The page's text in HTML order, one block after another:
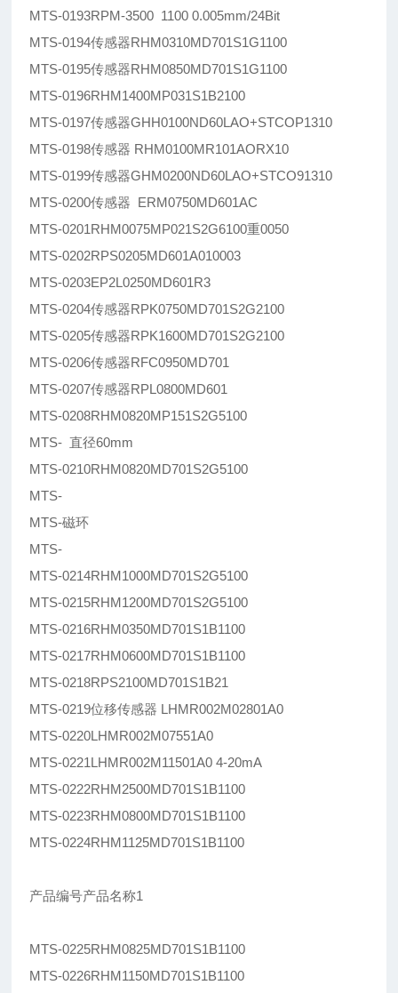
MTS-0193RPM-3500 1100 0.005mm/24Bit
MTS-0194传感器RHM0310MD701S1G1100
MTS-0195传感器RHM0850MD701S1G1100
MTS-0196RHM1400MP031S1B2100
MTS-0197传感器GHH0100ND60LAO+STCOP1310
MTS-0198传感器 RHM0100MR101AORX10
MTS-0199传感器GHM0200ND60LAO+STCO91310
MTS-0200传感器 ERM0750MD601AC
MTS-0201RHM0075MP021S2G6100重0050
MTS-0202RPS0205MD601A010003
MTS-0203EP2L0250MD601R3
MTS-0204传感器RPK0750MD701S2G2100
MTS-0205传感器RPK1600MD701S2G2100
MTS-0206传感器RFC0950MD701
MTS-0207传感器RPL0800MD601
MTS-0208RHM0820MP151S2G5100
MTS- 直径60mm
MTS-0210RHM0820MD701S2G5100
MTS-
MTS-磁环
MTS-
MTS-0214RHM1000MD701S2G5100
MTS-0215RHM1200MD701S2G5100
MTS-0216RHM0350MD701S1B1100
MTS-0217RHM0600MD701S1B1100
MTS-0218RPS2100MD701S1B21
MTS-0219位移传感器 LHMR002M02801A0
MTS-0220LHMR002M07551A0
MTS-0221LHMR002M11501A0 4-20mA
MTS-0222RHM2500MD701S1B1100
MTS-0223RHM0800MD701S1B1100
MTS-0224RHM1125MD701S1B1100
产品编号产品名称1
MTS-0225RHM0825MD701S1B1100
MTS-0226RHM1150MD701S1B1100